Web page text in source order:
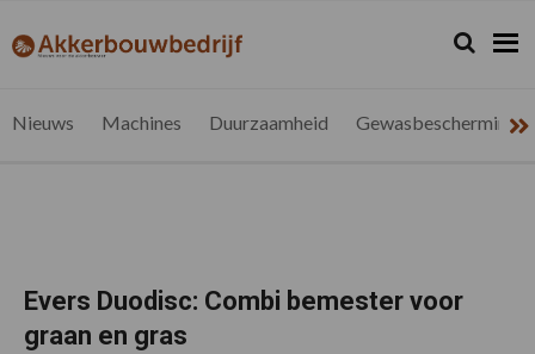
de
de
de
de
akkerbouwbedrijf.be
Nieuws
Zoeken...
Zoek
Nieuws Machines Duurzaamheid Gewasbescherming
Evers Duodisc: Combi bemester voor
graan en gras